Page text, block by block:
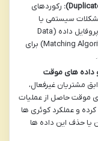
رکوردهای
سیستمی یا
مهاجرت داده ها ایجاد شوند. تکنیک های پروفایل داده (Data
Profiling) و الگوریتم های تطبیقی (Matching Algorithms) برای
داده های موقت
مشتریان غیرفعال،
موقت حاصل از عملیات
و عملکرد کوئری ها
یا حذف این داده ها